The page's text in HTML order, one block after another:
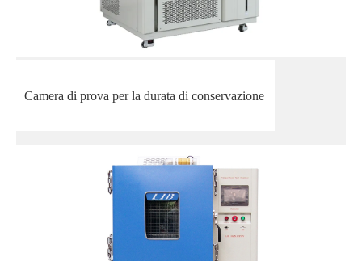
Camera di prova per la durata di conservazione